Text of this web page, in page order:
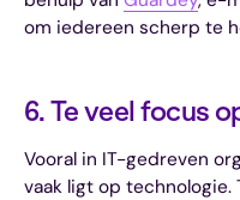
om iedereen scherp te
6. Te veel focus
Vooral in IT-gedreven
vaak ligt op technologie.